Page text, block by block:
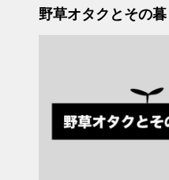
野草オタクとその暮